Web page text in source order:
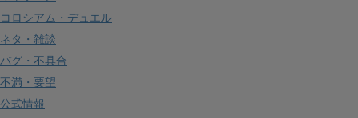
コロシアム・デュエル
ネタ・雑談
バグ・不具合
不満・要望
公式情報